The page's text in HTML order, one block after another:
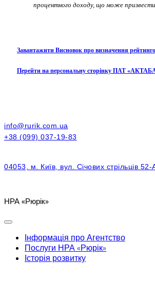
процентного доходу, що може
Завантажити Висновок про визначення
Перейти на персональну сторінку ПАТ
info@rurik.com.ua
+38 (099) 037-19-83
04053, м. Київ, вул. Січових стрільців 52-
НРА «Рюрік»
Інформація про Агентство
Послуги НРА «Рюрік»
Історія розвитку